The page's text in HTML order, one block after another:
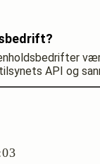
API og